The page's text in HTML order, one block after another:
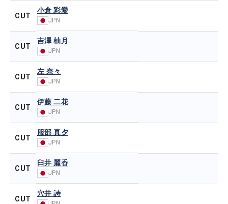
CUT
小倉 彩愛
JPN
CUT
吉澤 柚月
JPN
CUT
左 奈々
JPN
CUT
伊藤 二花
JPN
CUT
服部 真夕
JPN
CUT
臼井 麗香
JPN
CUT
穴井 詩